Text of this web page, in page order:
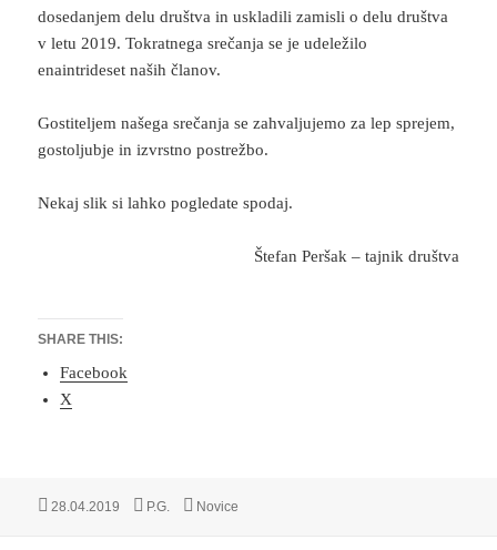
dosedanjem delu društva in uskladili zamisli o delu društva
v letu 2019. Tokratnega srečanja se je udeležilo
enaintrideset naših članov.
Gostiteljem našega srečanja se zahvaljujemo za lep sprejem,
gostoljubje in izvrstno postrežbo.
Nekaj slik si lahko pogledate spodaj.
Štefan Peršak – tajnik društva
SHARE THIS:
Facebook
X
Objavljeno
28.04.2019 Avtor
P.G. Kategorije
Novice